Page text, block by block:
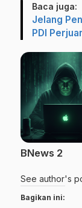
Baca juga:
Jelang
PDI
BNews 2
See author's
Bagikan ini: